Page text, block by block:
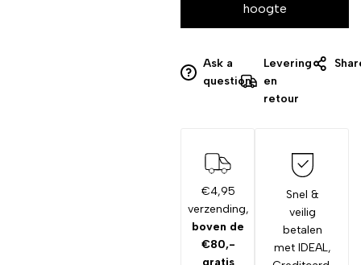
hoogte
Ask a
question
Levering
en
retour
€4,95
verzending,
boven de
€80,-
Snel &
veilig
betalen
met IDEAL,